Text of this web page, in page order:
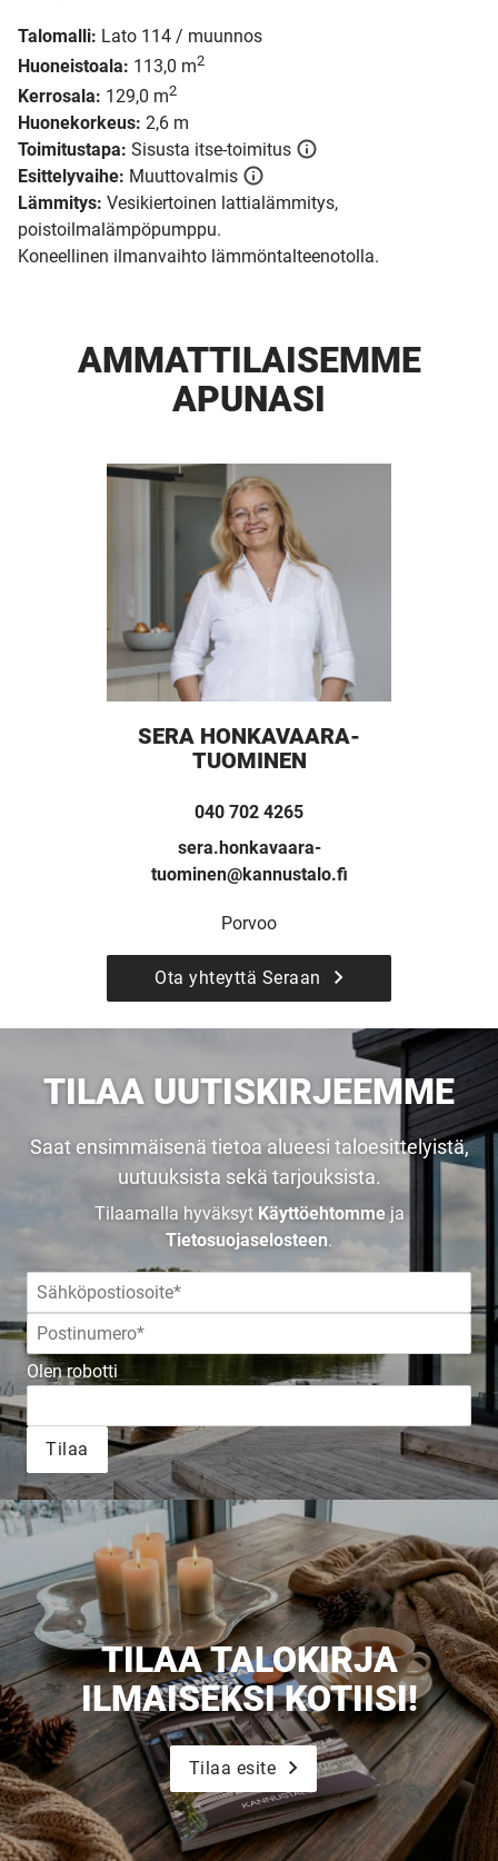
Talomalli: Lato 114 / muunnos
Huoneistoala: 113,0 m2
Kerrosala: 129,0 m2
Huonekorkeus: 2,6 m
Toimitustapa: Sisusta itse-toimitus
Esittelyvaihe: Muuttovalmis
Lämmitys: Vesikiertoinen lattialämmitys,
poistoilmalämpöpumppu.
Koneellinen ilmanvaihto lämmöntalteenotolla.
AMMATTI­LAISEMME
APUNASI
SERA HONKAVAARA-
TUOMINEN
040 702 4265
sera.honkavaara-
tuominen@kannustalo.fi
Porvoo
Ota yhteyttä Seraan
TILAA UUTISKIRJEEMME
Saat ensimmäisenä tietoa alueesi taloesittelyistä,
uutuuksista sekä tarjouksista.
Tilaamalla hyväksyt Käyttöehtommeja
Tietosuojaselosteen.
Olen robotti
Tilaa
TILAA TALOKIRJA
ILMAISEKSI KOTIISI!
Tilaa esite
UUSI
UNELMISTA
KODIKSI-
TALOKIRJA ON
JULKAISTU
Upea yli 200-sivuinen talokirja!
Tilaa esite